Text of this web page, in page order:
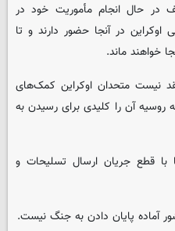
در حال انجام مأموریت خود در
در آنجا حضور دارند و تا
خواهند ماند.
نیست متحدان اوکراین کمک‌های
آن را کلیدی برای رسیدن به
قطع جریان ارسال تسلیحات و
آماده پایان دادن به جنگ نیست.